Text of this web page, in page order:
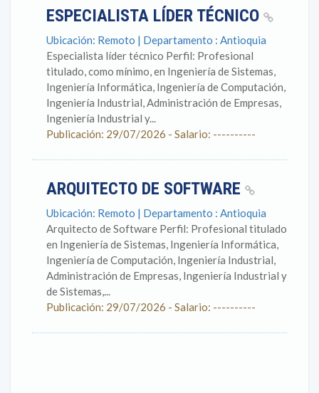
ESPECIALISTA LÍDER TÉCNICO
Ubicación: Remoto | Departamento : Antioquia
Especialista líder técnico Perfil: Profesional
titulado, como mínimo, en Ingeniería de Sistemas,
Ingeniería Informática, Ingeniería de Computación,
Ingeniería Industrial, Administración de Empresas,
Ingeniería Industrial y...
Publicación: 29/07/2026 - Salario: ----------
ARQUITECTO DE SOFTWARE
Ubicación: Remoto | Departamento : Antioquia
Arquitecto de Software Perfil: Profesional titulado
en Ingeniería de Sistemas, Ingeniería Informática,
Ingeniería de Computación, Ingeniería Industrial,
Administración de Empresas, Ingeniería Industrial y
de Sistemas,...
Publicación: 29/07/2026 - Salario: ----------